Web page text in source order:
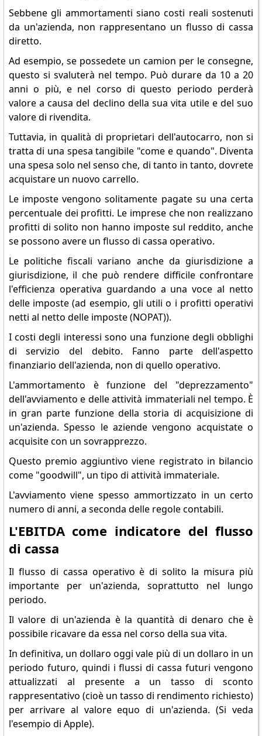
Sebbene gli ammortamenti siano costi reali sostenuti
da un'azienda, non rappresentano un flusso di cassa
diretto.
Ad esempio, se possedete un camion per le consegne,
questo si svaluterà nel tempo. Può durare da 10 a 20
anni o più, e nel corso di questo periodo perderà
valore a causa del declino della sua vita utile e del suo
valore di rivendita.
Tuttavia, in qualità di proprietari dell'autocarro, non si
tratta di una spesa tangibile "come e quando". Diventa
una spesa solo nel senso che, di tanto in tanto, dovrete
acquistare un nuovo carrello.
Le imposte vengono solitamente pagate su una certa
percentuale dei profitti. Le imprese che non realizzano
profitti di solito non hanno imposte sul reddito, anche
se possono avere un flusso di cassa operativo.
Le politiche fiscali variano anche da giurisdizione a
giurisdizione, il che può rendere difficile confrontare
l'efficienza operativa guardando a una voce al netto
delle imposte (ad esempio, gli utili o i profitti operativi
netti al netto delle imposte (NOPAT)).
I costi degli interessi sono una funzione degli obblighi
di servizio del debito. Fanno parte dell'aspetto
finanziario dell'azienda, non di quello operativo.
L'ammortamento è funzione del "deprezzamento"
dell'avviamento e delle attività immateriali nel tempo. È
in gran parte funzione della storia di acquisizione di
un'azienda. Spesso le aziende vengono acquistate o
acquisite con un sovrapprezzo.
Questo premio aggiuntivo viene registrato in bilancio
come "goodwill", un tipo di attività immateriale.
L'avviamento viene spesso ammortizzato in un certo
numero di anni, a seconda delle regole contabili.
L'EBITDA come indicatore del flusso
di cassa
Il flusso di cassa operativo è di solito la misura più
importante per un'azienda, soprattutto nel lungo
periodo.
Il valore di un'azienda è la quantità di denaro che è
possibile ricavare da essa nel corso della sua vita.
In definitiva, un dollaro oggi vale più di un dollaro in un
periodo futuro, quindi i flussi di cassa futuri vengono
attualizzati al presente a un tasso di sconto
rappresentativo (cioè un tasso di rendimento richiesto)
per arrivare al valore equo di un'azienda. (Si veda
l'esempio di Apple).